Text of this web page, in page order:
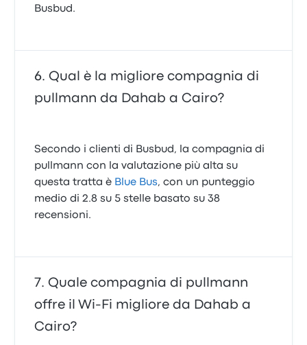
Busbud.
Qual è la migliore compagnia di
pullmann da Dahab a Cairo?
Secondo i clienti di Busbud, la compagnia di
pullmann con la valutazione più alta su
questa tratta è Blue Bus, con un punteggio
medio di 2.8 su 5 stelle basato su 38
recensioni.
Quale compagnia di pullmann
offre il Wi‑Fi migliore da Dahab a
Cairo?